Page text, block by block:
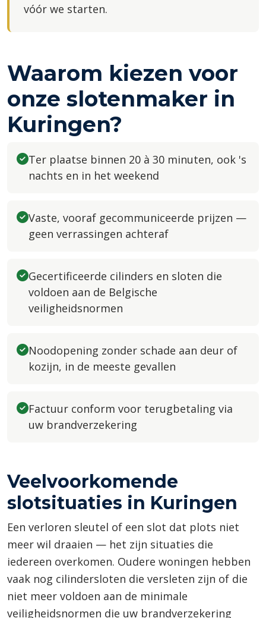
vóór we starten.
Waarom kiezen voor
onze slotenmaker in
Kuringen?
Ter plaatse binnen 20 à 30 minuten, ook 's
nachts en in het weekend
Vaste, vooraf gecommuniceerde prijzen —
geen verrassingen achteraf
Gecertificeerde cilinders en sloten die
voldoen aan de Belgische
veiligheidsnormen
Noodopening zonder schade aan deur of
kozijn, in de meeste gevallen
Factuur conform voor terugbetaling via
uw brandverzekering
Veelvoorkomende
slotsituaties in Kuringen
Een verloren sleutel of een slot dat plots niet
meer wil draaien — het zijn situaties die
iedereen overkomen. Oudere woningen hebben
vaak nog cilindersloten die versleten zijn of die
niet meer voldoen aan de minimale
veiligheidsnormen die uw brandverzekering